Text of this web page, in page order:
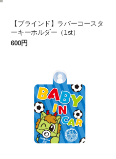
【ブラインド】ラバーコースタ
ーキーホルダー（1st）
600円